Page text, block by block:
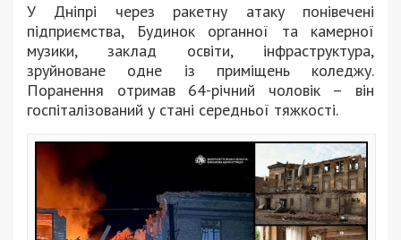
У Дніпрі через ракетну атаку понівечені
підприємства, Будинок органної та камерної
музики, заклад освіти, інфраструктура,
зруйноване одне із приміщень коледжу.
Поранення отримав 64-річний чоловік – він
госпіталізований у стані середньої тяжкості.